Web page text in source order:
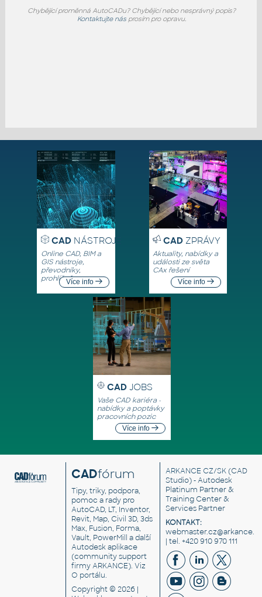
Chybějící proměnná AutoCADu? Chybějící nebo nesprávný popis?
Kontaktujte násprosím pro opravu.
CADNÁSTROJE
Online CAD, BIM a
GIS nástroje,
převodníky,
prohlížečeVíce info
CADZPRÁVY
Aktuality, nabídky a
události ze světa
CAx řešení
Více info
CAD JOBS
Vaše CAD kariéra -
nabídky a poptávky
pracovních pozic
Více info
CADfórum
Tipy, triky, podpora,
pomoc a rady pro
AutoCAD, LT, Inventor,
Revit, Map, Civil 3D, 3ds
Max, Fusion, Forma,
Vault, PowerMill a další
Autodesk aplikace
(community support
firmy ARKANCE). Viz
O portálu.
Copyright © 2026 |
ARKANCE CZ/SK(CAD
Studio) - Autodesk
Platinum Partner &
Training Center &
Services Partner
KONTAKT:
| tel. +420 910 970 111